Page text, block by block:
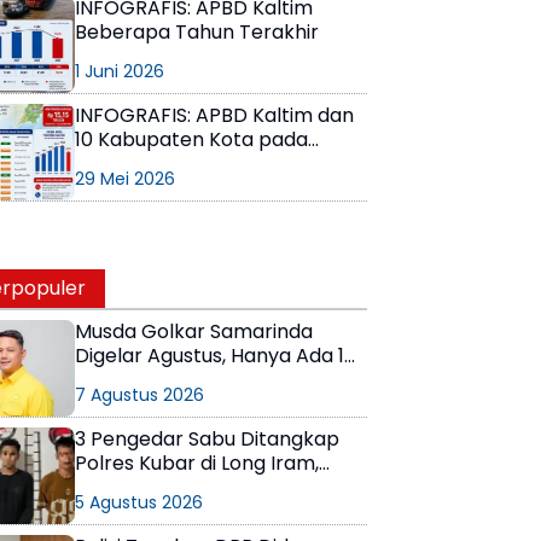
INFOGRAFIS: APBD Kaltim
Beberapa Tahun Terakhir
1 Juni 2026
INFOGRAFIS: APBD Kaltim dan
10 Kabupaten Kota pada
29 Mei 2026
Musda Golkar Samarinda
Digelar Agustus, Hanya Ada 1
7 Agustus 2026
3 Pengedar Sabu Ditangkap
Polres Kubar di Long Iram,
5 Agustus 2026